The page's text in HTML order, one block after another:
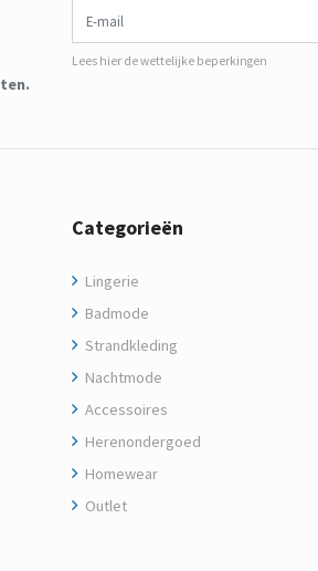
Lees hier de wettelijke beperkingen
Categorieën
Lingerie
Badmode
Strandkleding
Nachtmode
Accessoires
Herenondergoed
Homewear
Outlet